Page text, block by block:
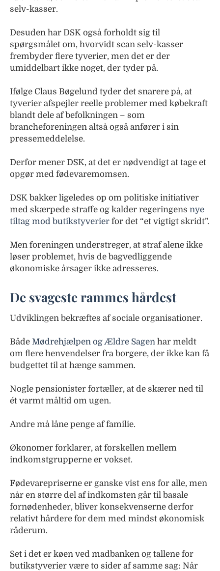
selv-kasser.
Desuden har DSK også forholdt sig til
spørgsmålet om, hvorvidt scan selv-kasser
frembyder flere tyverier, men det er der
umiddelbart ikke noget, der tyder på.
Ifølge Claus Bøgelund tyder det snarere på, at
tyverier afspejler reelle problemer med købekraft
blandt dele af befolkningen – som
brancheforeningen altså også anfører i sin
pressemeddelelse.
Derfor mener DSK, at det er nødvendigt at tage et
opgør med fødevaremomsen.
DSK bakker ligeledes op om politiske initiativer
med skærpede straffe og kalder regeringens nye
tiltag mod butikstyverier for det “et vigtigt skridt”.
Men foreningen understreger, at straf alene ikke
løser problemet, hvis de bagvedliggende
økonomiske årsager ikke adresseres.
De svageste rammes hårdest
Udviklingen bekræftes af sociale organisationer.
Både Mødrehjælpen og Ældre Sagen har meldt
om flere henvendelser fra borgere, der ikke kan få
budgettet til at hænge sammen.
Nogle pensionister fortæller, at de skærer ned til
ét varmt måltid om ugen.
Andre må låne penge af familie.
Økonomer forklarer, at forskellen mellem
indkomstgrupperne er vokset.
Fødevarepriserne er ganske vist ens for alle, men
når en større del af indkomsten går til basale
fornødenheder, bliver konsekvenserne derfor
relativt hårdere for dem med mindst økonomisk
råderum.
Set i det er køen ved madbanken og tallene for
butikstyverier være to sider af samme sag: Når